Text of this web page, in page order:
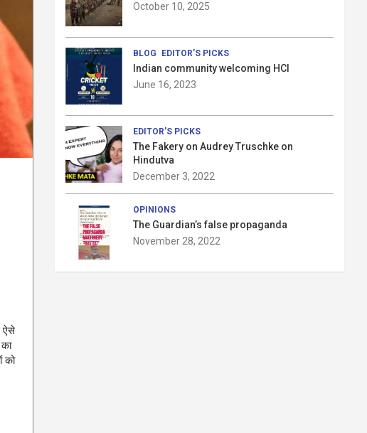
ऐसे
को
October 10, 2025
BLOG EDITOR’S PICKS
Indian community welcoming HCI
June 16, 2023
EDITOR’S PICKS
The Fakery on Audrey Truschke on
Hindutva
December 3, 2022
OPINIONS
The Guardian’s false propaganda
November 28, 2022